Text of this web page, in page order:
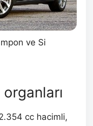
ve Si
cc hacimli,